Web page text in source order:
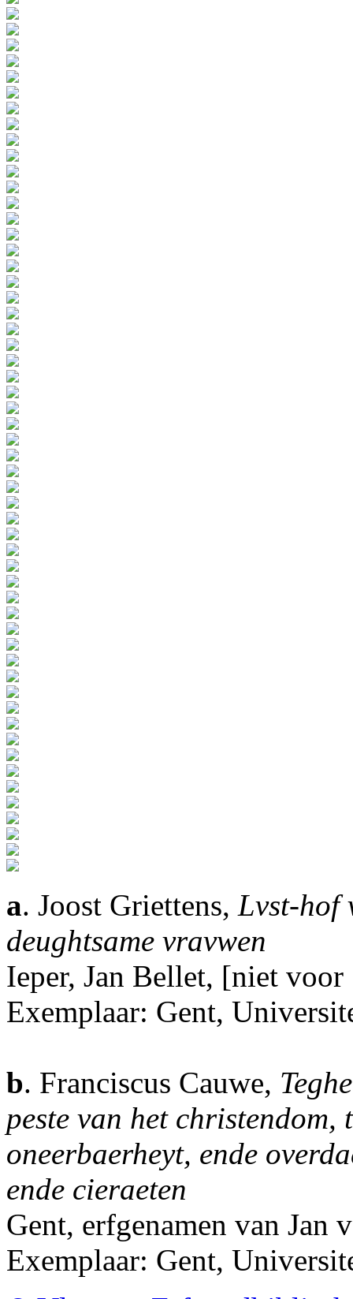
a. Joost Griettens, Lvst-hof
deughtsame vravwen
Ieper, Jan Bellet, [niet
Exemplaar: Gent,
b. Franciscus Cauwe,
peste van het christendom,
oneerbaerheyt, ende
ende cieraeten
Gent, erfgenamen van Jan
Exemplaar: Gent,